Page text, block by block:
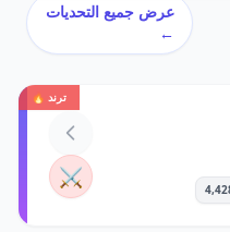
عرض جميع التحديات
←
ترند 🔥
⚔️